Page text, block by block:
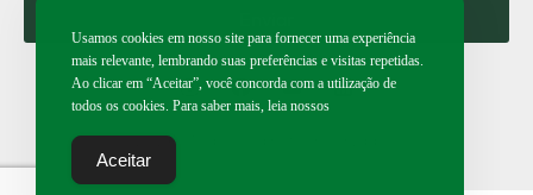
2026 | Todos os direitos reservados.
Usamos cookies em nosso site para fornecer uma experiência
mais relevante, lembrando suas preferências e visitas repetidas.
Ao clicar em “Aceitar”, você concorda com a utilização de
todos os cookies. Para saber mais, leia nossos
Aceitar